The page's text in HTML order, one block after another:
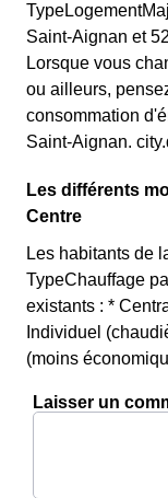
Saint-Aignan et
Lorsque vous
ou ailleurs,
consommation
Saint-Aignan.
Les différents
Centre
Les habitants de
TypeChauffage
existants : *
Individuel
(moins
Laisser un